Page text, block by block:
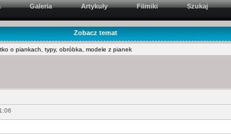
Galeria Artykuły Filmiki Szukaj
Zobacz temat
o piankach, typy, obróbka, modele z pianek